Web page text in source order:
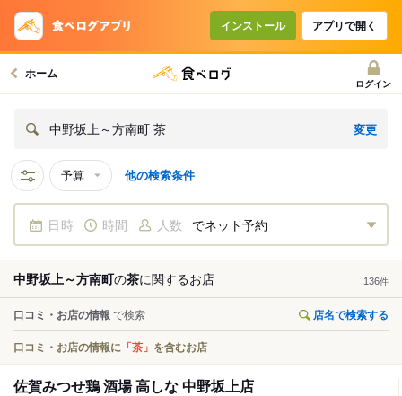
インストール アプリで開く
ホーム
ログイン
中野坂上～方南町 茶 変更
予算 他の検索条件
日時 時間 人数 でネット予約
中野坂上～方南町の茶に関するお店 136件
口コミ・お店の情報 で検索 店名で検索する
口コミ・お店の情報に 「茶」 を含むお店
佐賀みつせ鶏 酒場 高しな 中野坂上店